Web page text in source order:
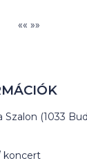
«« »»
Szalon (1033
koncert